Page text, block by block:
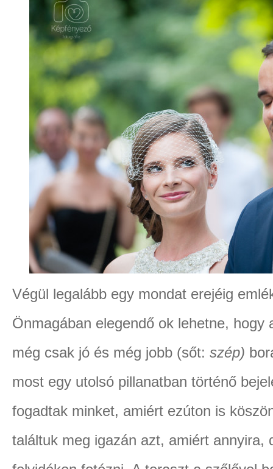
Végül legalább egy mondat erejéig
Önmagában elegendő ok lehetne, hogy
még csak jó és még jobb (sőt: szép)
most egy utolsó pillanatban történő
fogadtak minket, amiért ezúton is
találtuk meg igazán azt, amiért annyira,